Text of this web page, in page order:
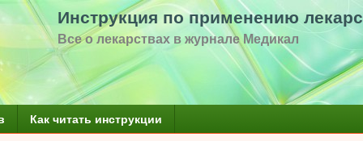
Перейти
к
содержанию
Инструкция по применению
Все о лекарствах в журнале Медикал
Как читать инструкции